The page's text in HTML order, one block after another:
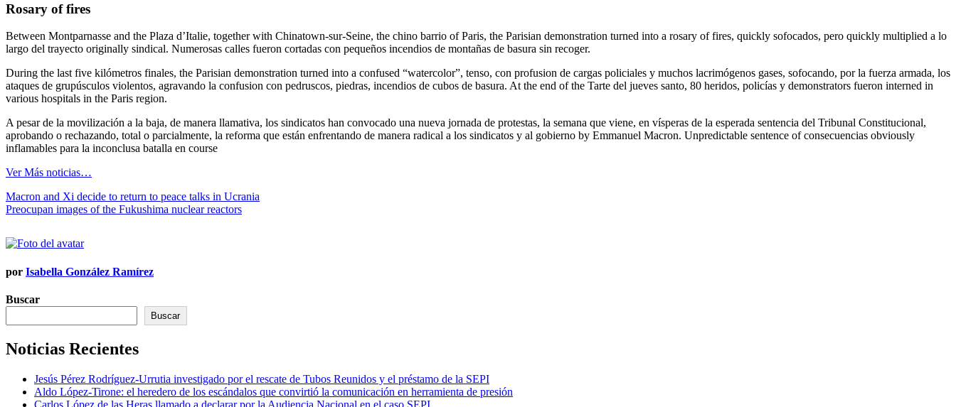
Rosary of fires
Between Montparnasse and the Plaza d’Italie, together with Chinatown-sur-Seine, the chino barrio of Paris, the Parisian demonstration turned into a rosary of fires, quickly sofocados, pero quickly multiplied a lo
largo del trayecto originally sindical. Numerosas calles fueron cortadas con pequeños incendios de montañas de basura sin recoger.
During the last five kilómetros finales, the Parisian demonstration turned into a confused “watercolor”, tenso, con profusion de cargas policiales y muchos lacrimógenos gases, sofocando, por la fuerza armada, los
ataques de grupúsculos violentos, agravando la confusion con pedruscos, piedras, incendios de cubos de basura. At the end of the Tarte del jueves santo, 80 heridos, policías y demonstrators fueron interned in
various hospitals in the Paris region.
A pesar de la movilización a la baja, de manera llamativa, los sindicatos han convocado una nueva jornada de protestas, la semana que viene, en vísperas de la esperada sentencia del Tribunal Constitucional,
aprobando o rechazando, total o parcialmente, la reforma que están enfrentando de manera radical a los sindicatos y al gobierno by Emmanuel Macron. Unpredictable sentence of consecuencias obviously
inflamables para la inconclusa batalla en course
Ver Más noticias…
Navegación
de
entradas
Macron and Xi decide to return to peace talks in Ucrania
Preocupan images of the Fukushima nuclear reactors
por Isabella González Ramírez
Buscar
Buscar
Noticias Recientes
Jesús Pérez Rodríguez-Urrutia investigado por el rescate de Tubos Reunidos y el préstamo de la SEPI
Aldo López-Tirone: el heredero de los escándalos que convirtió la comunicación en herramienta de presión
Carlos López de las Heras llamado a declarar por la Audiencia Nacional en el caso SEPI